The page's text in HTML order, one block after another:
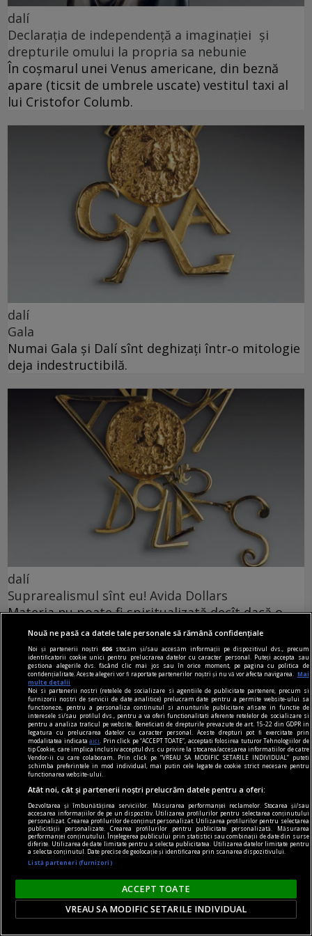
dalí
Declarația de independență a imaginației și
drepturile omului la propria sa nebunie
În coșmarul unei Venus americane, din beznă
apare (ticsit de umbrele uscate) vestitul taxi al
lui Cristofor Columb.
dalí
Gala
Numai Gala și Dalí sînt deghizați într‑o mitologie
deja indestructibilă.
dalí
Suprarealismul sînt eu! Avida Dollars
Materia nu poate fi spiritualizată decît dacă o
torni în aur.
dalí
Viziunea suprarealistă a lumii
Ne aflăm pe versantul opus lucidității gîndului.
Intrăm în ținutul somnului, al tainei, adică în
zona de umbră a vieții.
Nouă ne pasă ca datele tale personale să rămână confidențiale
Noi și partenerii noștri606 stocăm și/sau accesăm informații pe dispozitivul dvs., precum
identificatorii cookie unici pentru prelucrarea datelor cu caracter personal. Puteți accepta sau
gestiona alegerile dvs. făcând clic mai jos sau în orice moment, pe pagina cu politica de
confidențialitate. Aceste alegeri vor fi raportate partenerilor noștri și nu vă vor afecta navigarea.
Mai
multe detalii
Noi si partenerii nostri (retelele de socializare si agentiile de publicitate partenere, precum si
furnizorii nostri de servicii de date analitice) prelucram date pentru a permite website-ului sa
functioneze, pentru a personaliza continutul si anunturile publicitare afisate in functie de
interesele si/sau profilul dvs., pentru a va oferi functionalitati aferente retelelor de socializare si
pentru a analiza traficul pe website. Beneficiati de drepturile prevazute de art. 15-22 din GDPR in
legatura cu prelucrarea datelor cu caracter personal. Aceste drepturi pot fi exercitate prin
modalitatea indicataaici
. Prin click pe “ACCEPT TOATE”, acceptati folosirea tuturor Tehnologiilor de
tip Cookie, care implica inclusiv acceptul dvs. cu privire la stocarea/accesarea informatiilor de catre
Vendor-ii cu care colaboram. Prin click pe “VREAU SA MODIFIC SETARILE INDIVIDUAL” puteti
schimba preferintele in mod individual, mai putin cele legate de cookie strict necesare pentru
functionarea website-ului.
Atât noi, cât și partenerii noștri prelucrăm datele pentru a oferi:
Dezvoltarea și îmbunătățirea serviciilor. Măsurarea performanței reclamelor. Stocarea și/sau
accesarea informațiilor de pe un dispozitiv. Utilizarea profilurilor pentru selectarea conținutului
personalizat. Crearea profilurilor de conținut personalizat. Utilizarea profilurilor pentru selectarea
publicității personalizate. Crearea profilurilor pentru publicitate personalizată. Măsurarea
performanței conținutului. Înțelegerea publicului prin statistici sau combinații de date din surse
diferite. Utilizarea de date limitate pentru a selecta publicitatea. Utilizarea datelor limitate pentru
a selecta conținutul. Date precise de geolocație și identificarea prin scanarea dispozitivului.
Listă parteneri (furnizori)
ACCEPT TOATE
VREAU SA MODIFIC SETARILE INDIVIDUAL